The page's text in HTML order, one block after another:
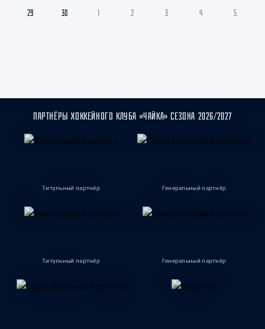
29 30 1 2 3 4 5
ПАРТНЁРЫ ХОККЕЙНОГО КЛУБА «ЧАЙКА» СЕЗОНА 2026/2027
Титульный партнёр Генеральный партнёр
Титульный партнёр Генеральный партнёр